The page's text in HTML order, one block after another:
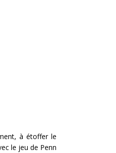
à étoffer le
le jeu de Penn